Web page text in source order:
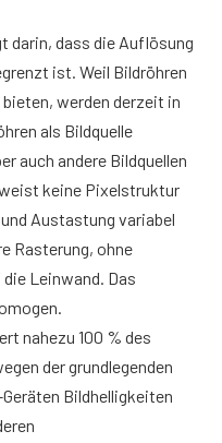
darin, dass die Auflösung
ist. Weil Bildröhren
werden derzeit in
als Bildquelle
auch andere Bildquellen
keine Pixelstruktur
Austastung variabel
Rasterung, ohne
Leinwand. Das
nahezu 100 % des
der grundlegenden
Bildhelligkeiten